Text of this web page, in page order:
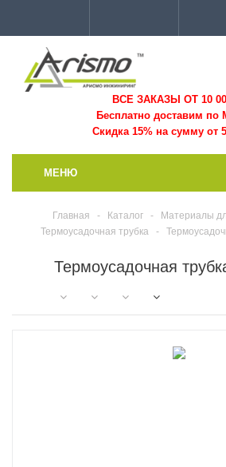
ВСЕ ЗАКАЗЫ ОТ 10
Бесплатно доставим по
Скидка 15% на сумму от
МЕНЮ
Главная - Каталог - Материалы
Термоусадочная трубка
-
Термоусадочная